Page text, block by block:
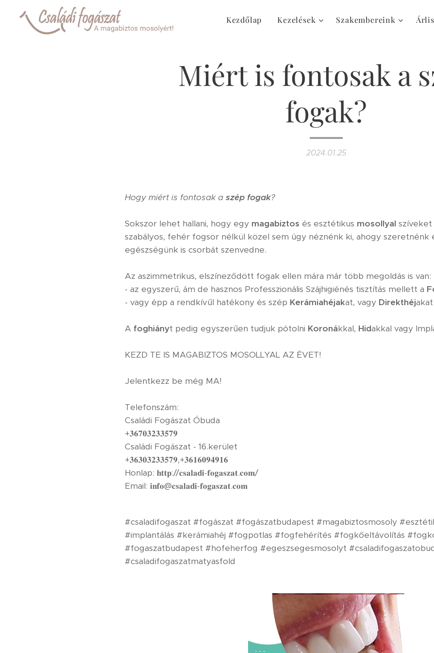
Kezdőlap Kezelések Szakembereink
Miért is fontosak a
fogak?
2024.01.25
Hogy miért is fontosak a szép fogak⁣?
Sokszor lehet hallani, hogy egy magabiztos és esztétikus mosollyal szíveket
szabályos, fehér fogsor nélkül közel sem úgy néznénk ki, ahogy szeretnénk
egészségünk is csorbát szenvedne.⁣
Az aszimmetrikus, elszíneződött fogak ellen mára már több megoldás is van:⁣
- az egyszerű, ám de hasznos Professzionális Szájhigiénés tisztítás mellett a
- vagy épp a rendkívűl hatékony és szép Kerámiahéjakat, vagy Direkthéjakat⁣
A foghiányt pedig egyszerűen tudjuk pótolni Koronákkal, Hidakkal vagy
KEZD TE IS MAGABIZTOS MOSOLLYAL AZ ÉVET! ⁣
Jelentkezz be még MA!⁣
Telefonszám: ⁣⁣⁣
Családi Fogászat Óbuda
+𝟑𝟔𝟕𝟎𝟑𝟐𝟑𝟑𝟓𝟕𝟗⁣
Családi Fogászat - 16.kerület⁣
+𝟑𝟔𝟑𝟎𝟑𝟐𝟑𝟑𝟓𝟕𝟗⁣⁣⁣⁣,+𝟑𝟔𝟏𝟔𝟎𝟗𝟒𝟗𝟏𝟔⁣⁣⁣⁣⁣
Honlap: 𝐡𝐭𝐭𝐩://𝐜𝐬𝐚𝐥𝐚𝐝𝐢-𝐟𝐨𝐠𝐚𝐬𝐳𝐚𝐭.𝐜𝐨𝐦/⁣⁣⁣⁣⁣⁣⁣⁣⁣
Email: 𝐢𝐧𝐟𝐨@𝐜𝐬𝐚𝐥𝐚𝐝𝐢-𝐟𝐨𝐠𝐚𝐬𝐳𝐚𝐭.𝐜𝐨𝐦⁣
#csaladifogaszat #fogászat #fogászatbudapest #magabiztosmosoly
#implantálás #kerámiahéj #fogpotlas #fogfehérítés #fogkőeltávolítás
#fogaszatbudapest #hofeherfog #egeszsegesmosolyt
#csaladifogaszatmatyasfold⁣